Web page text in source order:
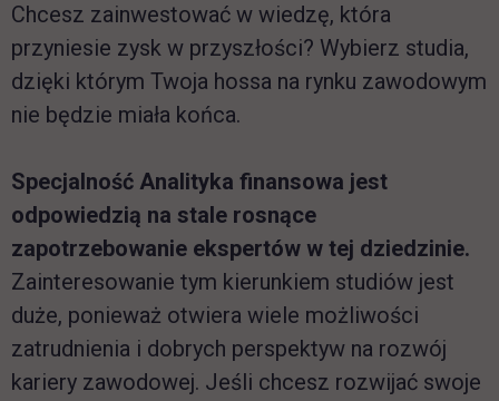
Chcesz zainwestować w wiedzę, która
przyniesie zysk w przyszłości? Wybierz studia,
dzięki którym Twoja hossa na rynku zawodowym
nie będzie miała końca.
Specjalność Analityka finansowa jest
odpowiedzią na stale rosnące
zapotrzebowanie ekspertów w tej dziedzinie.
Zainteresowanie tym kierunkiem studiów jest
duże, ponieważ otwiera wiele możliwości
zatrudnienia i dobrych perspektyw na rozwój
kariery zawodowej. Jeśli chcesz rozwijać swoje